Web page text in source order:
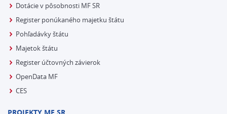
Dotácie v pôsobnosti MF SR
Register ponúkaného majetku štátu
Pohľadávky štátu
Majetok štátu
Register účtovných závierok
OpenData MF
CES